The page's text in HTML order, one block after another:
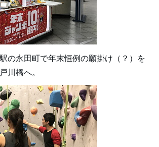
の永田町で年末恒例の願掛け（？）を
川橋へ。